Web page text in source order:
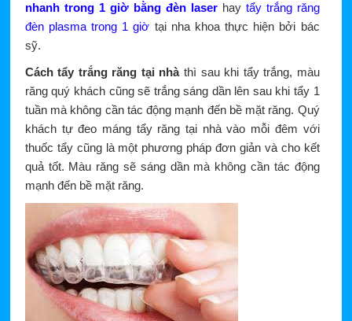
nhanh trong 1 giờ bằng đèn laser hay tẩy trắng răng
đèn plasma trong 1 giờ tại nha khoa thực hiện bởi bác
sỹ.
Cách tẩy trắng răng tại nhàthì sau khi tẩy trắng, màu
răng quý khách cũng sẽ trắng sáng dần lên sau khi tẩy 1
tuần mà không cần tác động mạnh đến bề mặt răng. Quý
khách tự đeo máng tẩy răng tại nhà vào mỗi đêm với
thuốc tẩy cũng là một phương pháp đơn giản và cho kết
quả tốt. Màu răng sẽ sáng dần mà không cần tác động
mạnh đến bề mặt răng.